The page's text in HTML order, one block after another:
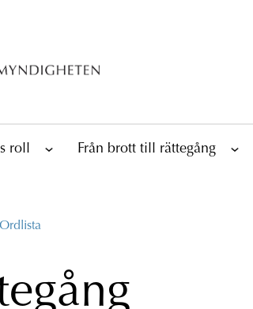
roll Från brott till rättegång
Ordlista